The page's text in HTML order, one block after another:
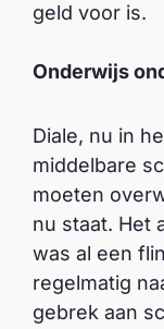
geld voor is.
Onderwijs
Diale, nu in
middelbare
moeten
nu staat. Het
was al een
regelmatig
gebrek aan